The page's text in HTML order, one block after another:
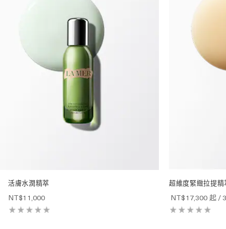
活膚水潤精萃
NT$11,000
超維度緊緻拉提精
NT$17,300起 /